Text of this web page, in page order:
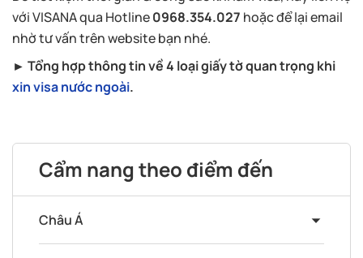
với VISANA qua Hotline0968.354.027 hoặc để lại email
nhờ tư vấn trên website bạn nhé.
► Tổng hợp thông tin về 4 loại giấy tờ quan trọng khi
xin visa nước ngoài.
Cẩm nang theo điểm đến
Châu Á